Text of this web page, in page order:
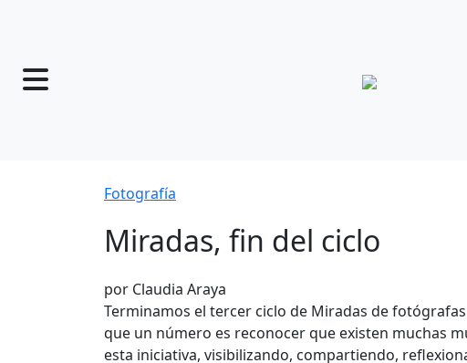
Fotografía
Miradas, fin del ciclo
por Claudia Araya
Terminamos el tercer ciclo de Miradas de
que un número es reconocer que existen muchas
esta iniciativa, visibilizando, compartiendo,